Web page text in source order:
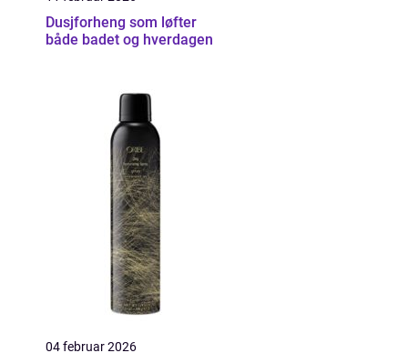
Dusjforheng som løfter
både badet og hverdagen
04 februar 2026